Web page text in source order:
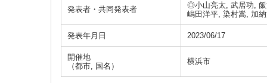
発表者・共同発表者
◎小山亮太, 武居功, 飯
嶋田洋平, 染村嵩, 加
発表年月日 2023/06/17
開催地
（都市, 国名）
横浜市